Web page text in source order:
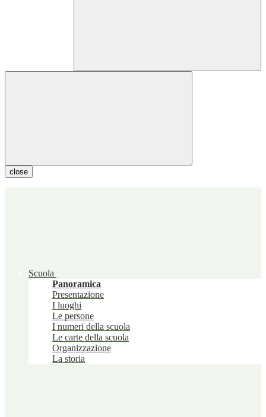
close
Scuola
Panoramica
Presentazione
I luoghi
Le persone
I numeri della scuola
Le carte della scuola
Organizzazione
La storia